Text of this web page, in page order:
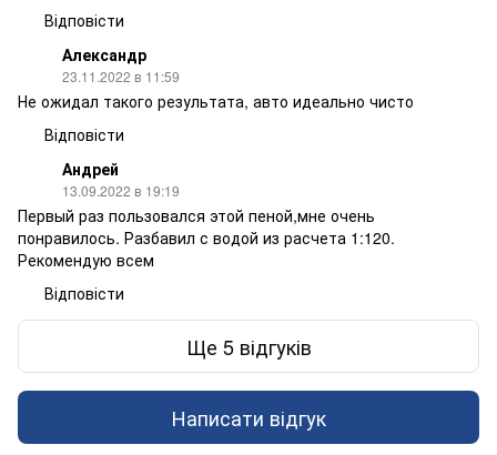
Відповісти
Александр
23.11.2022 в 11:59
Не ожидал такого результата, авто идеально чисто
Відповісти
Андрей
13.09.2022 в 19:19
Первый раз пользовался этой пеной,мне очень
понравилось. Разбавил с водой из расчета 1:120.
Рекомендую всем
Відповісти
Ще 5 відгуків
Написати відгук